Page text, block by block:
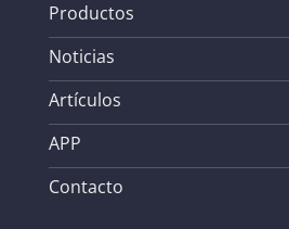
Productos
Noticias
Artículos
APP
Contacto